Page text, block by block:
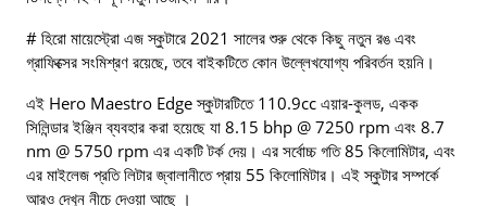
# হিরো মায়েস্ট্রো এজ স্কুটারে 2021 সালের শুরু থেকে কিছু নতুন রঙ এবং
গ্রাফিক্সের সংমিশ্রণ রয়েছে, তবে বাইকটিতে কোন উল্লেখযোগ্য পরিবর্তন হয়নি।
এই Hero Maestro Edge স্কুটারটিতে 110.9cc এয়ার-কুলড, একক
সিলিন্ডার ইঞ্জিন ব্যবহার করা হয়েছে যা 8.15 bhp @ 7250 rpm এবং 8.7
nm @ 5750 rpm এর একটি টর্ক দেয়। এর সর্বোচ্চ গতি 85 কিলোমিটার, এবং
এর মাইলেজ প্রতি লিটার জ্বালানীতে প্রায় 55 কিলোমিটার। এই স্কুটার সম্পর্কে
আরও দেখুন নীচে দেওয়া আছে ।